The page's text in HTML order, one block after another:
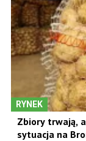
RYNEK
Zbiory trwają,
sytuacja na